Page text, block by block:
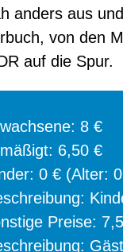
anders aus
von den
auf die Spur.
8 €
6,50 €
0 € (Alter:
Preise: